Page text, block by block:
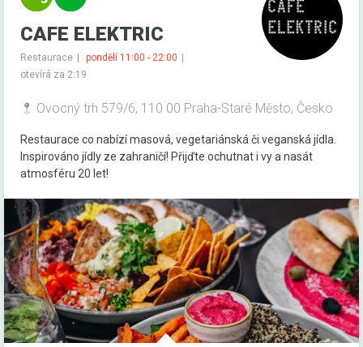
CAFE ELEKTRIC
Restaurace
pondělí 11:00 - 22:00
otevírá za 2:19
Ovocný trh 579/6, 110 00 Praha-Staré Město, Česko
Restaurace co nabízí masová, vegetariánská či veganská jídla.
Inspirováno jídly ze zahraničí! Přijďte ochutnat i vy a nasát
atmosféru 20 let!